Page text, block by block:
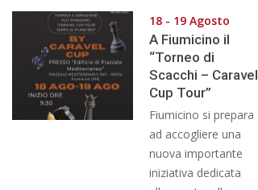
18 - 19 Agosto
A Fiumicino il
“Torneo di
Scacchi – Caravel
Cup Tour”
Fiumicino si prepara
ad accogliere una
nuova importante
iniziativa dedicata